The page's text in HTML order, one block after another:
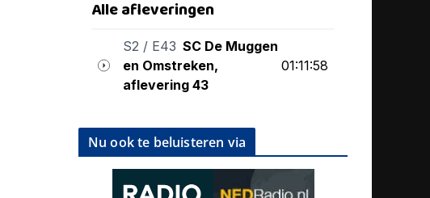
Nu ook te beluisteren via